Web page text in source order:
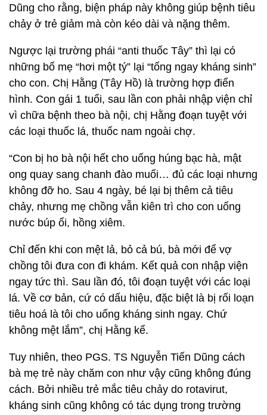
Dũng cho rằng, biện pháp này không giúp bệnh tiêu
chảy ở trẻ giảm mà còn kéo dài và nặng thêm.
Ngược lại trường phái “anti thuốc Tây” thì lại có
những bố mẹ “hơi một tý” lại “tống ngay kháng sinh”
cho con. Chị Hằng (Tây Hồ) là trường hợp điển
hình. Con gái 1 tuổi, sau lần con phải nhập viện chỉ
vì chữa bệnh theo bà nội, chị Hằng đoạn tuyệt với
các loại thuốc lá, thuốc nam ngoài chợ.
“Con bị ho bà nội hết cho uống húng bạc hà, mật
ong quay sang chanh đào muối… đủ các loại nhưng
không đỡ ho. Sau 4 ngày, bé lại bị thêm cả tiêu
chảy, nhưng mẹ chồng vẫn kiên trì cho con uống
nước búp ổi, hồng xiêm.
Chỉ đến khi con mệt lả, bỏ cả bú, bà mới để vợ
chồng tôi đưa con đi khám. Kết quả con nhập viện
ngay tức thì. Sau lần đó, tôi đoạn tuyệt với các loại
lá. Về cơ bản, cứ có dấu hiệu, đặc biệt là bị rối loạn
tiêu hoá là tôi cho uống kháng sinh ngay. Chứ
không mệt lắm”, chị Hằng kể.
Tuy nhiên, theo PGS. TS Nguyễn Tiến Dũng cách
bà mẹ trẻ này chăm con như vậy cũng không đúng
cách. Bởi nhiều trẻ mắc tiêu chảy do rotavirut,
kháng sinh cũng không có tác dụng trong trường